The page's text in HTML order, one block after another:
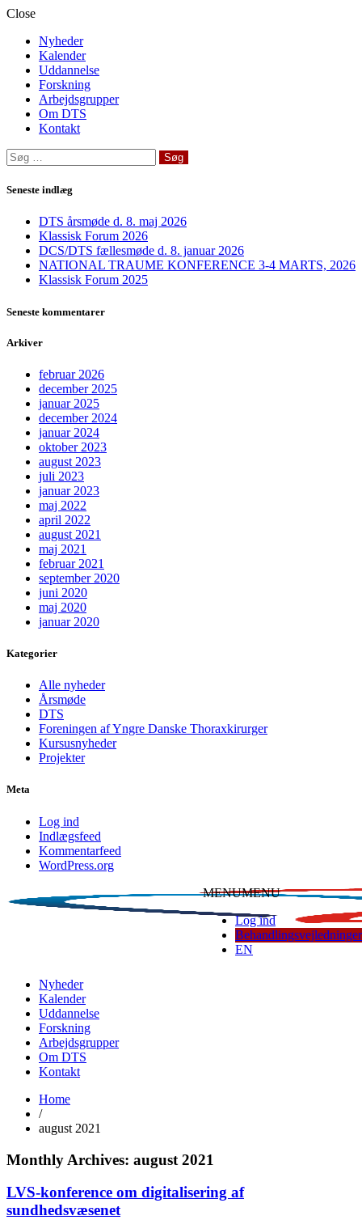
Close
Nyheder
Kalender
Uddannelse
Forskning
Arbejdsgrupper
Om DTS
Kontakt
Søg
efter:
Seneste indlæg
DTS årsmøde d. 8. maj 2026
Klassisk Forum 2026
DCS/DTS fællesmøde d. 8. januar 2026
NATIONAL TRAUME KONFERENCE 3-4 MARTS, 2026
Klassisk Forum 2025
Seneste kommentarer
Arkiver
februar 2026
december 2025
januar 2025
december 2024
januar 2024
oktober 2023
august 2023
juli 2023
januar 2023
maj 2022
april 2022
august 2021
maj 2021
februar 2021
september 2020
juni 2020
maj 2020
januar 2020
Kategorier
Alle nyheder
Årsmøde
DTS
Foreningen af Yngre Danske Thoraxkirurger
Kursusnyheder
Projekter
Meta
Log ind
Indlægsfeed
Kommentarfeed
WordPress.org
MENUMENU
Log ind
Behandlingsvejledninger
EN
Nyheder
Kalender
Uddannelse
Forskning
Arbejdsgrupper
Om DTS
Kontakt
Home
/
august 2021
Monthly Archives: august 2021
LVS-konference om digitalisering af
sundhedsvæsenet